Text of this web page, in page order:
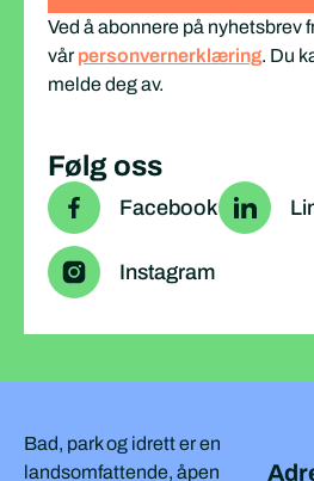
Ved å abonnere på nyhetsbrev
vårpersonvernerklæring. Du
melde deg av.
Følg oss
Facebook
Instagram
Bad, park og idrett er en
landsomfattende, åpen